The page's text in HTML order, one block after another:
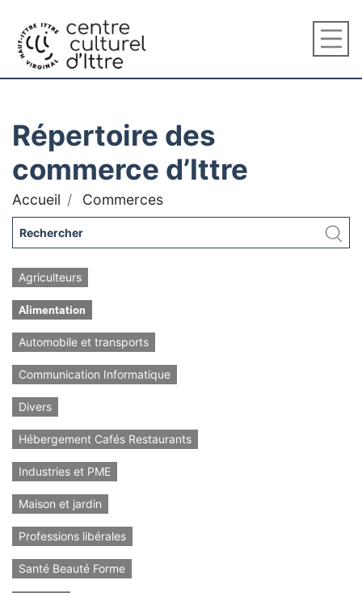
Répertoire des
commerce d’Ittre
Accueil Commerces
Agriculteurs
Alimentation
Automobile et transports
Communication Informatique
Divers
Hébergement Cafés Restaurants
Industries et PME
Maison et jardin
Professions libérales
Santé Beauté Forme